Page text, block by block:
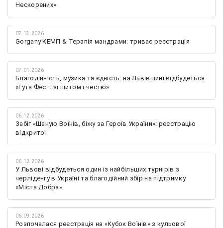
Нескорених»
07.13.2026
Gorgany КЕМП & Терапія мандрами: триває реєстрація
07.01.2026
Благодійність, музика та єдність: на Львівщині відбудеться
«Гута Фест: зі щитом і честю»
06.12.2026
Забіг «Шаную Воїнів, біжу за Героїв України»: реєстрацію
відкрито!
06.12.2026
У Львові відбудеться один із найбільших турнірів з
черліденгу в Україні та благодійний збір на підтримку
«Міста Добра»
06.09.2026
Розпочалася реєстрація на «Кубок Воїнів» з кульової